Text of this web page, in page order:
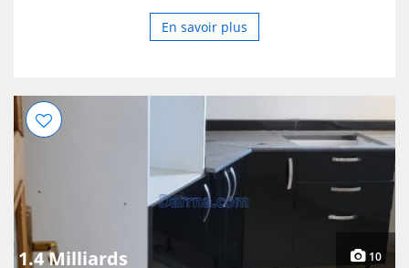
En savoir plus
1.4 Milliards 10